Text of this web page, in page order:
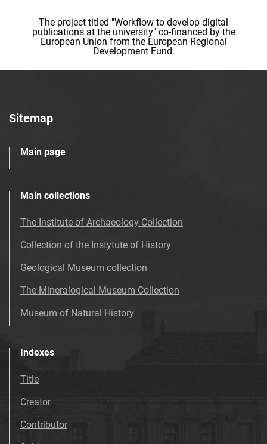
The project titled "Workflow to develop digital
publications at the university" co-financed by the
European Union from the European Regional
Development Fund.
Sitemap
Main page
Main collections
The Institute of Archaeology Collection
Collection of the Instytute of History
Geological Museum collection
The Mineralogical Museum Collection
Museum of Natural History
Indexes
Title
Creator
Contributor